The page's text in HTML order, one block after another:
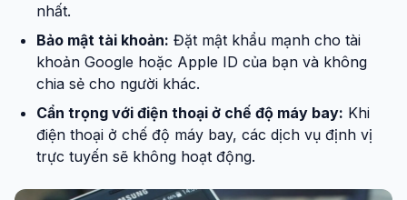
nhất.
Bảo mật tài khoản: Đặt mật khẩu mạnh cho tài
khoản Google hoặc Apple ID của bạn và không
chia sẻ cho người khác.
Cẩn trọng với điện thoại ở chế độ máy bay: Khi
điện thoại ở chế độ máy bay, các dịch vụ định vị
trực tuyến sẽ không hoạt động.